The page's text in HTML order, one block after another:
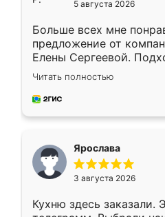
5 августа 2026
Больше всех мне
предложение от
Елены Сергеевой.
короткие сроки
для замера сотрудник
предложил по моему
Читать полностью
Ярослава
3 августа 2026
Кухню здесь заказали.